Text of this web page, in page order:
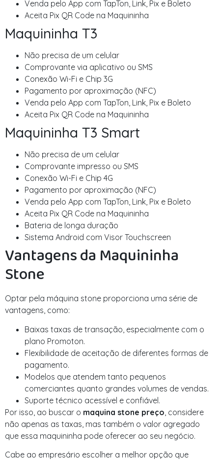
Venda pelo App com TapTon, Link, Pix e Boleto
Aceita Pix QR Code na Maquininha
Maquininha T3
Não precisa de um celular
Comprovante via aplicativo ou SMS
Conexão Wi-Fi e Chip 3G
Pagamento por aproximação (NFC)
Venda pelo App com TapTon, Link, Pix e Boleto
Aceita Pix QR Code na Maquininha
Maquininha T3 Smart
Não precisa de um celular
Comprovante impresso ou SMS
Conexão Wi-Fi e Chip 4G
Pagamento por aproximação (NFC)
Venda pelo App com TapTon, Link, Pix e Boleto
Aceita Pix QR Code na Maquininha
Bateria de longa duração
Sistema Android com Visor Touchscreen
Vantagens da Maquininha
Stone
Optar pela máquina stone proporciona uma série de
vantagens, como:
Baixas taxas de transação, especialmente com o
plano Promoton.
Flexibilidade de aceitação de diferentes formas de
pagamento.
Modelos que atendem tanto pequenos
comerciantes quanto grandes volumes de vendas.
Suporte técnico acessível e confiável.
Por isso, ao buscar o maquina stone preço , considere
não apenas as taxas, mas também o valor agregado
que essa maquininha pode oferecer ao seu negócio.
Cabe ao empresário escolher a melhor opção que